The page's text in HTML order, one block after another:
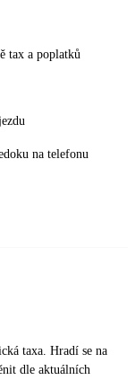
tax a poplatků
na telefonu
taxa. Hradí se na
dle aktuálních